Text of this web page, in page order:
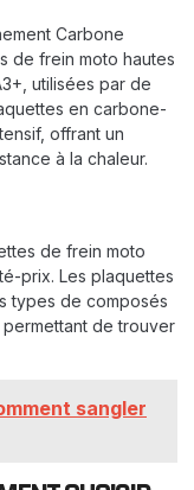
Carbone
de frein moto hautes
utilisées par de
en carbone-
offrant un
à la chaleur.
de frein moto
prix. Les plaquettes
types de composés
de trouver
sangler